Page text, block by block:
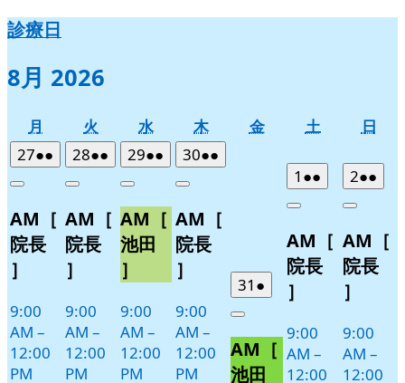
診療日
8月 2026
月
曜
日
火
曜
日
水水
曜
日
木木
曜
日
金金
土土
日
日
日
272026
年
月
27
日
●●
件
イ
ベ
ト)
Close
AM［
院長
］
9:00
AM –
12:00
PM
282026
年
月
28
日
●●
件
イ
ベ
ト)
Close
AM［
院長
］
9:00
AM –
12:00
PM
292026
年
月
29
日
●●
件
イ
ベ
ト)
Close
AM［
池田
］
9:00
AM –
12:00
PM
302026
年
月
30
日
●●
件
イ
Close
AM［
院長
］
9:00
AM –
12:00
PM
31 2026
年
月
31
●
件
イ
ベ
Close
AM［
池田
1 2026
年
月
1
日
●●
件
イ
ベ
Close
AM［
院長
］
9:00
AM –
12:00
22026
年
月
2
日
●●
件
イ
ベ
Close
AM［
院長
］
9:00
AM –
12:00